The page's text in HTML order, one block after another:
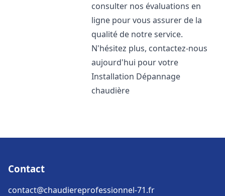
consulter nos évaluations en
ligne pour vous assurer de la
qualité de notre service.
N'hésitez plus, contactez-nous
aujourd'hui pour votre
Installation Dépannage
chaudière
Contact
contact@chaudiereprofessionnel-71.fr